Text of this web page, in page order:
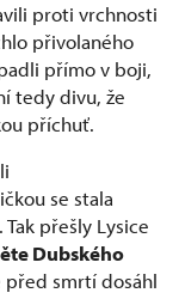
proti vrchnosti
přivolaného
přímo v boji,
tedy divu, že
příchuť.
se stala
přešly Lysice
Dubského
před smrtí dosáhl